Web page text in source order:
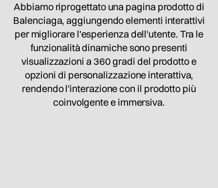
Abbiamo riprogettato una pagina prodotto di
Balenciaga, aggiungendo elementi interattivi
per migliorare l'esperienza dell'utente. Tra le
funzionalità dinamiche sono presenti
visualizzazioni a 360 gradi del prodotto e
opzioni di personalizzazione interattiva,
rendendo l'interazione con il prodotto più
coinvolgente e immersiva.